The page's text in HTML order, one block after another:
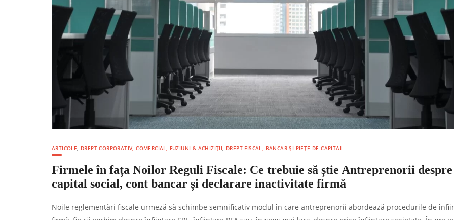
ARTICOLE, DREPT CORPORATIV, COMERCIAL, FUZIUNI & ACHIZIȚII, DREPT FISCAL, BANCAR ȘI PIEȚE DE CAPITAL
Firmele în fața Noilor Reguli Fiscale: Ce trebuie să știe Antreprenorii despre
capital social, cont bancar și declarare inactivitate firmă
Noile reglementări fiscale urmeză să schimbe semnificativ modul în care antreprenorii abordează procedurile de